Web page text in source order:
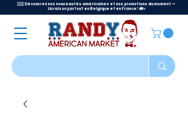
🇺🇸 Découvrez nos nouveautés américaines et nos promotions du moment —
Livraison partout en Belgique et en France ! 🚚✨